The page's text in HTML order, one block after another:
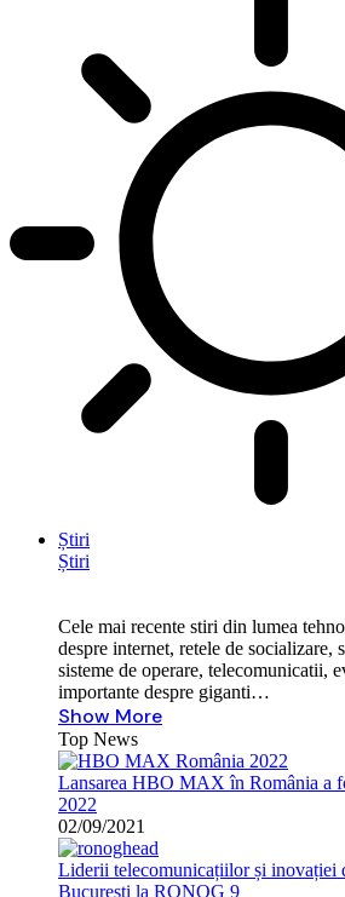
Știri
Știri
Cele mai recente stiri din lumea
despre internet, retele de socializare,
sisteme de operare, telecomunicatii,
importante despre giganti…
Show More
Top News
Lansarea HBO MAX în România a
2022
02/09/2021
Liderii telecomunicațiilor și inovației
București la RONOG 9